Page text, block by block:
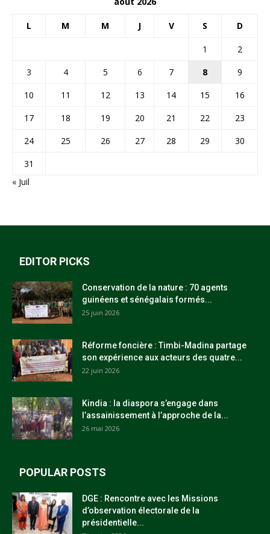
L M M J V S D
1
2
3
4 5 6 7 8
9
10
11 12 13 14 15
16
17
18 19 20 21 22
23
24
25 26 27 28 29
30
31
« Juil
EDITOR PICKS
Conservation de la nature : 70 agents
guinéens et sénégalais formés...
25 juin 2026
Réforme foncière : Timbi-Madina partage
son expérience aux acteurs des quatre...
22 juin 2026
Kindia : la diaspora s’engage dans
l’assainissement à l’approche de la...
26 mai 2026
POPULAR POSTS
DGE : Rencontre avec les Missions
d’observation électorale de la
présidentielle...